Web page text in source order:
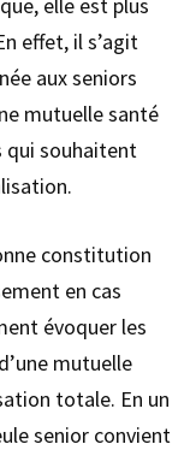
effet, il s’agit
aux seniors
mutuelle santé
qui souhaitent
constitution
en cas
évoquer les
mutuelle
totale. En un
senior convient